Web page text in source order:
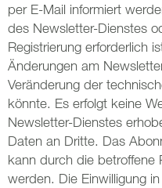
per E-Mail informiert
des Newsletter-Dienstes
Registrierung erforderlich
Änderungen am
Veränderung der
könnte. Es erfolgt keine
Newsletter-Dienstes
Daten an Dritte. Das
kann durch die betroffene
werden. Die Einwilligung